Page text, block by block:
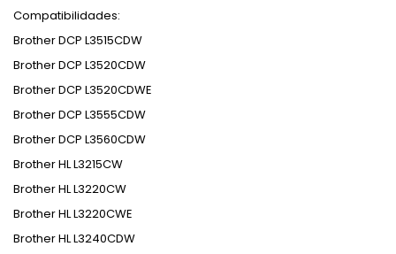
Compatibilidades:
Brother DCP L3515CDW
Brother DCP L3520CDW
Brother DCP L3520CDWE
Brother DCP L3555CDW
Brother DCP L3560CDW
Brother HL L3215CW
Brother HL L3220CW
Brother HL L3220CWE
Brother HL L3240CDW